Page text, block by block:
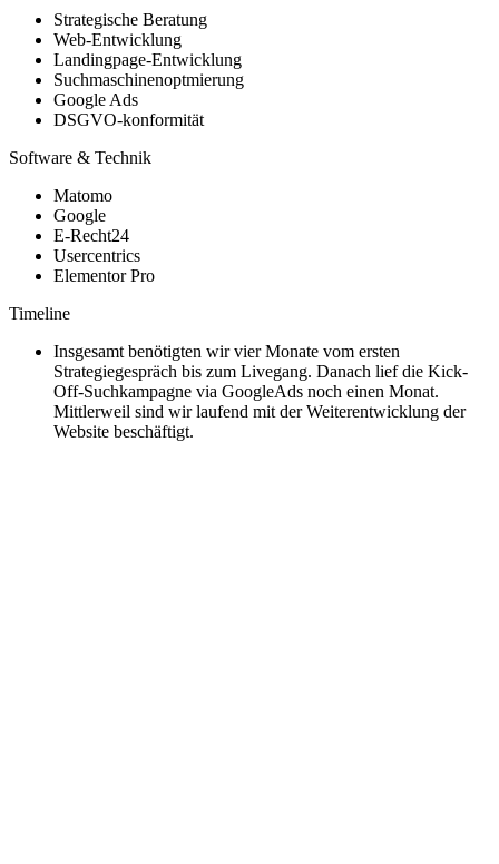
Strategische Beratung
Web-Entwicklung
Landingpage-Entwicklung
Suchmaschinenoptmierung
Google Ads
DSGVO-konformität
Software & Technik
Matomo
Google
E-Recht24
Usercentrics
Elementor Pro
Timeline
Insgesamt benötigten wir vier Monate vom ersten
Strategiegespräch bis zum Livegang. Danach lief die Kick-
Off-Suchkampagne via GoogleAds noch einen Monat.
Mittlerweil sind wir laufend mit der Weiterentwicklung der
Website beschäftigt.